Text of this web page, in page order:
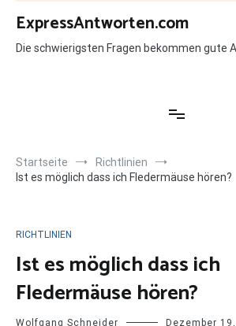
Zum
Inhalt
springen
ExpressAntworten.com
Die schwierigsten Fragen bekommen gute
Startseite
Richtlinien
Ist es möglich dass ich Fledermäuse hören?
RICHTLINIEN
Ist es möglich dass ich
Fledermäuse hören?
Wolfgang Schneider Dezember